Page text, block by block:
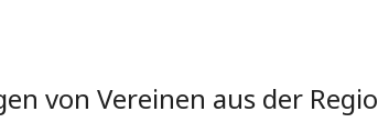
von Vereinen aus der